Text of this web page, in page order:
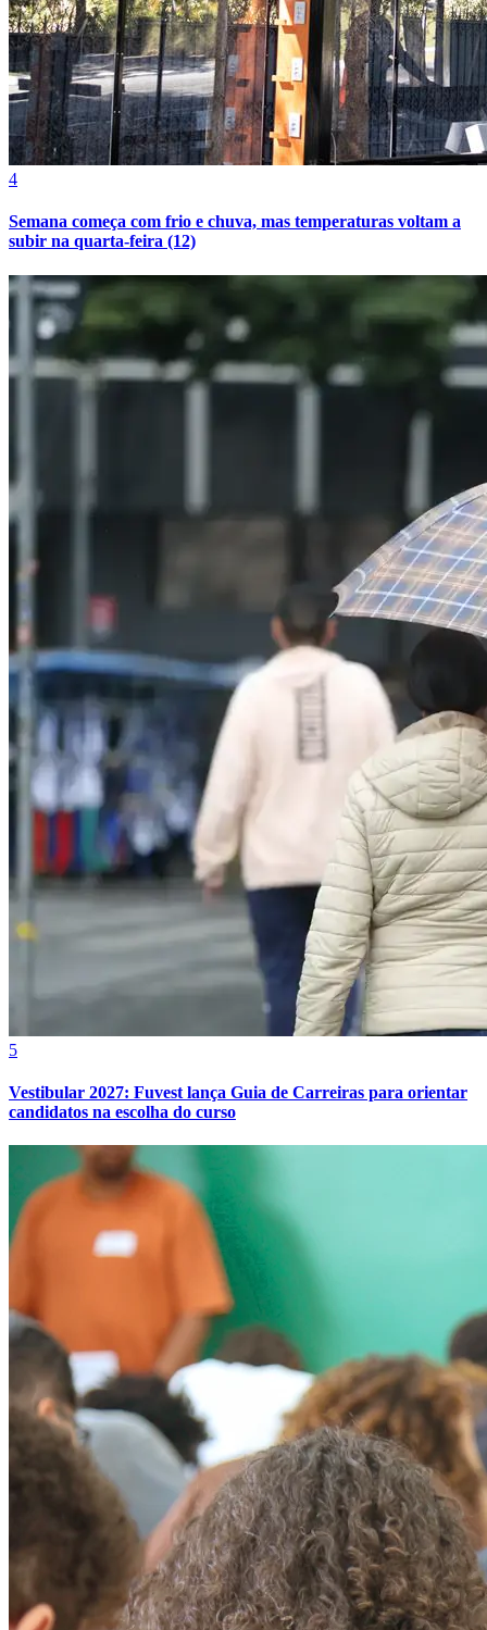
Athletico-PR
Bragantino
Vitória
4
Semana começa com frio e chuva, mas temperaturas voltam a
subir na quarta-feira (12)
5
Vestibular 2027: Fuvest lança Guia de Carreiras para orientar
candidatos na escolha do curso